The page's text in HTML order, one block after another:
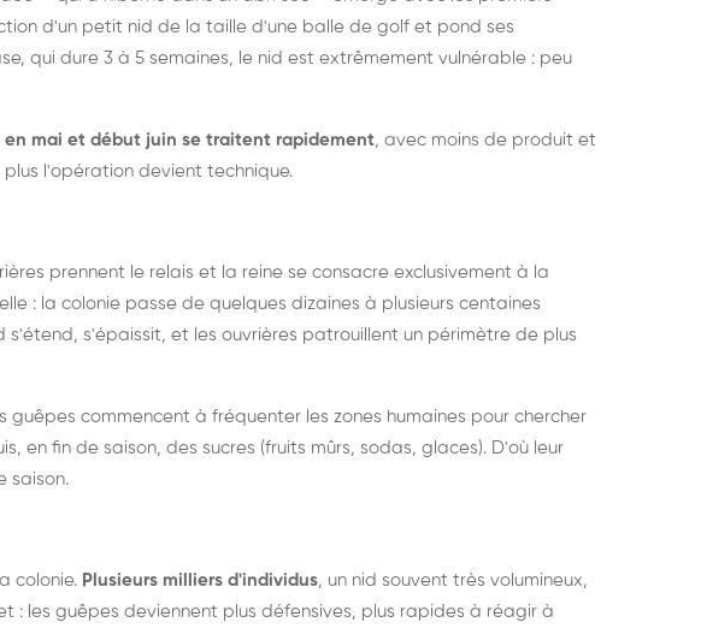
d'un petit nid de la taille d'une balle de golf et pond ses
qui dure 3 à 5 semaines, le nid est extrêmement vulnérable : peu
en mai et début juin se traitent rapidement, avec moins de produit et
plus l'opération devient technique.
prennent le relais et la reine se consacre exclusivement à la
: la colonie passe de quelques dizaines à plusieurs centaines
s'étend, s'épaissit, et les ouvrières patrouillent un périmètre de plus
commencent à fréquenter les zones humaines pour chercher
en fin de saison, des sucres (fruits mûrs, sodas, glaces). D'où leur
saison.
colonie. Plusieurs milliers d'individus, un nid souvent très volumineux,
: les guêpes deviennent plus défensives, plus rapides à réagir à